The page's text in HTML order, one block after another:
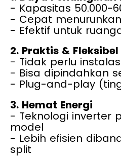
1. Daya Pendinginan
- Kapasitas 50.000-
- Cepat menurunkan
2. Praktis & Fleksibel
- Tidak perlu
- Bisa dipindahkan
3. Hemat Energi
- Teknologi inverter
model
- Lebih efisien